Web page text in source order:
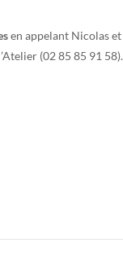
en appelant Nicolas et
(02 85 85 91 58).